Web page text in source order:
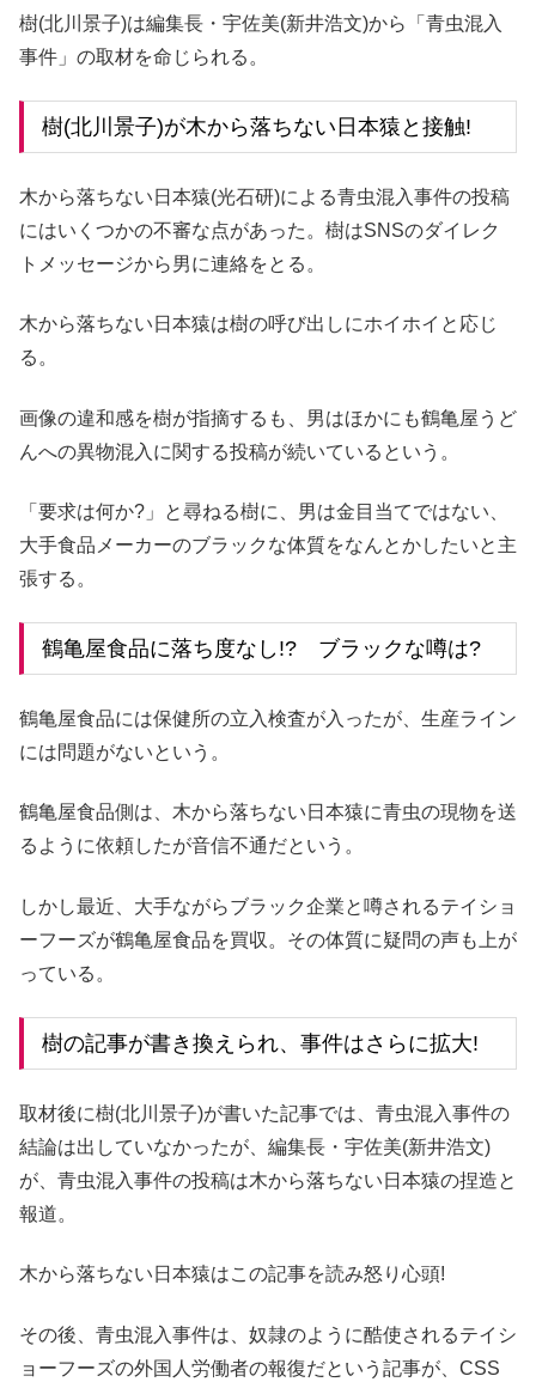
樹(北川景子)は編集長・宇佐美(新井浩文)から「青虫混入
事件」の取材を命じられる。
樹(北川景子)が木から落ちない日本猿と接触!
木から落ちない日本猿(光石研)による青虫混入事件の投稿
にはいくつかの不審な点があった。樹はSNSのダイレク
トメッセージから男に連絡をとる。
木から落ちない日本猿は樹の呼び出しにホイホイと応じ
る。
画像の違和感を樹が指摘するも、男はほかにも鶴亀屋うど
んへの異物混入に関する投稿が続いているという。
「要求は何か?」と尋ねる樹に、男は金目当てではない、
大手食品メーカーのブラックな体質をなんとかしたいと主
張する。
鶴亀屋食品に落ち度なし!? ブラックな噂は?
鶴亀屋食品には保健所の立入検査が入ったが、生産ライン
には問題がないという。
鶴亀屋食品側は、木から落ちない日本猿に青虫の現物を送
るように依頼したが音信不通だという。
しかし最近、大手ながらブラック企業と噂されるテイショ
ーフーズが鶴亀屋食品を買収。その体質に疑問の声も上が
っている。
樹の記事が書き換えられ、事件はさらに拡大!
取材後に樹(北川景子)が書いた記事では、青虫混入事件の
結論は出していなかったが、編集長・宇佐美(新井浩文)
が、青虫混入事件の投稿は木から落ちない日本猿の捏造と
報道。
木から落ちない日本猿はこの記事を読み怒り心頭!
その後、青虫混入事件は、奴隷のように酷使されるテイシ
ョーフーズの外国人労働者の報復だという記事が、CSS